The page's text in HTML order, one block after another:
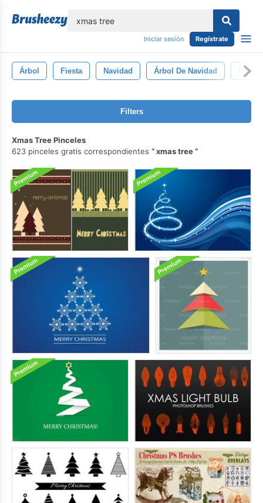
Iniciar sesión Regístrate
Árbol Fiesta Navidad Árbol De Navidad
Filters
Xmas Tree Pinceles
623 pinceles gratis correspondientes
xmas tree